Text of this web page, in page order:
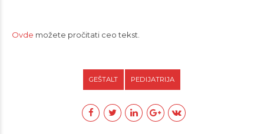
Ovde možete pročitati ceo tekst.
GEŠTALT PEDIJATRIJA